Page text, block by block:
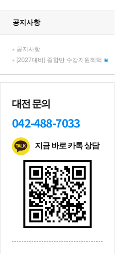
공지사항
공지사항
[2027대비] 종합반 수강지원혜택
대전 문의
042-488-7033
지금 바로 카톡 상담